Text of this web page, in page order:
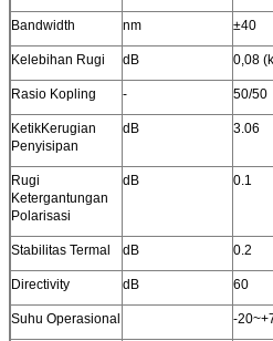
Bandwidth nm ±40
Kelebihan Rugi dB 0,08
Rasio Kopling - 50/50
KetikKerugian
Penyisipan
dB 3.06
Rugi
Ketergantungan
Polarisasi
dB 0.1
Stabilitas Termal dB 0.2
Directivity dB 60
Suhu Operasional -